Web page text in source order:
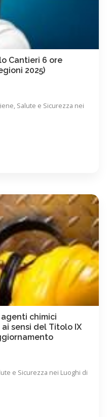
Cantieri 6 ore
2025)
Salute e Sicurezza nei
chimici
sensi del Titolo IX
e Sicurezza nei Luoghi di